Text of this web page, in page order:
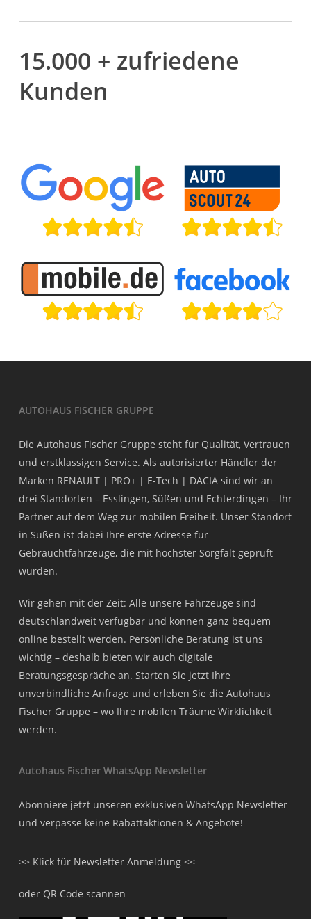
15.000 + zufriedene
Kunden
AUTOHAUS FISCHER GRUPPE
Die Autohaus Fischer Gruppe steht für Qualität, Vertrauen
und erstklassigen Service. Als autorisierter Händler der
Marken RENAULT | PRO+ | E-Tech | DACIA sind wir an
drei Standorten – Esslingen, Süßen und Echterdingen – Ihr
Partner auf dem Weg zur mobilen Freiheit. Unser Standort
in Süßen ist dabei Ihre erste Adresse für
Gebrauchtfahrzeuge, die mit höchster Sorgfalt geprüft
wurden.
Wir gehen mit der Zeit: Alle unsere Fahrzeuge sind
deutschlandweit verfügbar und können ganz bequem
online bestellt werden. Persönliche Beratung ist uns
wichtig – deshalb bieten wir auch digitale
Beratungsgespräche an. Starten Sie jetzt Ihre
unverbindliche Anfrage und erleben Sie die Autohaus
Fischer Gruppe – wo Ihre mobilen Träume Wirklichkeit
werden.
Autohaus Fischer WhatsApp Newsletter
Abonniere jetzt unseren exklusiven WhatsApp Newsletter
und verpasse keine Rabattaktionen & Angebote!
>> Klick für Newsletter Anmeldung <<
oder QR Code scannen